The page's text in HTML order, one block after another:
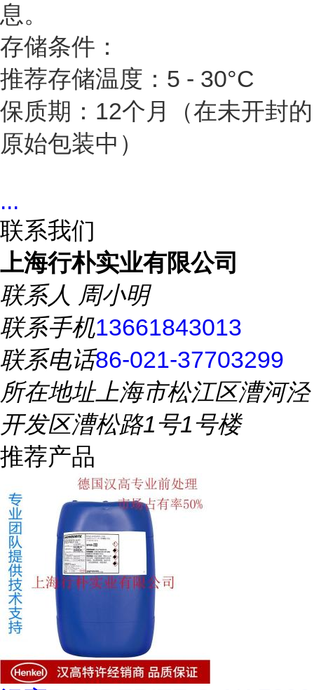
息。
存储条件：
推荐存储温度：5 - 30°C
保质期：12个月（在未开封的
原始包装中）
...
联系我们
上海行朴实业有限公司
联系人 周小明
联系手机13661843013
联系电话86-021-37703299
所在地址上海市松江区漕河泾
开发区漕松路1号1号楼
推荐产品